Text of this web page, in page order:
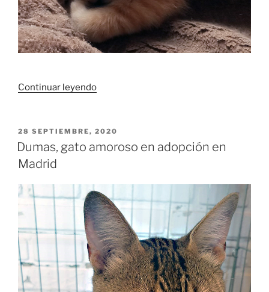
Continuar leyendo«Jagger
adopción
Madrid»
PUBLICADO
EL
28 SEPTIEMBRE, 2020
Dumas, gato amoroso en adopción en
Madrid